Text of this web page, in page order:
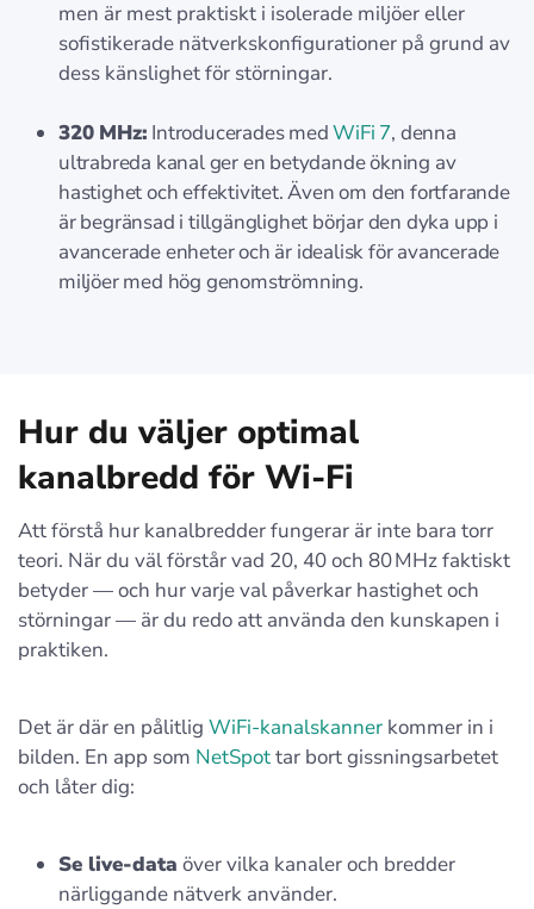
men är mest praktiskt i isolerade miljöer eller
sofistikerade nätverkskonfigurationer på grund av
dess känslighet för störningar.
320 MHz: Introducerades medWiFi 7, denna
ultrabreda kanal ger en betydande ökning av
hastighet och effektivitet. Även om den fortfarande
är begränsad i tillgänglighet börjar den dyka upp i
avancerade enheter och är idealisk för avancerade
miljöer med hög genomströmning.
Hur du väljer optimal
kanalbredd för Wi-Fi
Att förstå hur kanalbredder fungerar är inte bara torr
teori. När du väl förstår vad 20, 40 och 80 MHz faktiskt
betyder — och hur varje val påverkar hastighet och
störningar — är du redo att använda den kunskapen i
praktiken.
Det är där en pålitlig WiFi-kanalskanner kommer in i
bilden. En app som NetSpottar bort gissningsarbetet
och låter dig:
Se live-data över vilka kanaler och bredder
närliggande nätverk använder.